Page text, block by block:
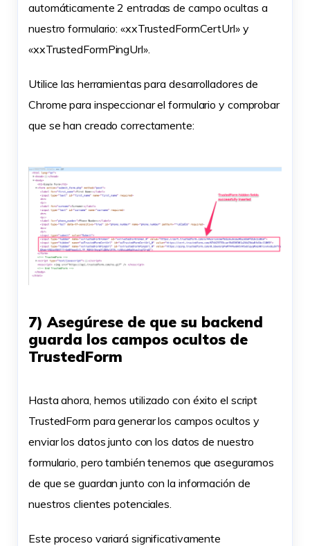
automáticamente 2 entradas de campo ocultas a
nuestro formulario: «xxTrustedFormCertUrl» y
«xxTrustedFormPingUrl».
Utilice las herramientas para desarrolladores de
Chrome para inspeccionar el formulario y comprobar
que se han creado correctamente:
7) Asegúrese de que su backend
guarda los campos ocultos de
TrustedForm
Hasta ahora, hemos utilizado con éxito el script
TrustedForm para generar los campos ocultos y
enviar los datos junto con los datos de nuestro
formulario, pero también tenemos que asegurarnos
de que se guardan junto con la información de
nuestros clientes potenciales.
Este proceso variará significativamente